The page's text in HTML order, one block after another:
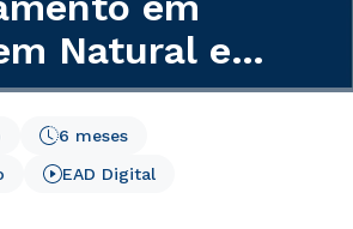
Natural e
- 6 meses
6 meses
EAD Digital